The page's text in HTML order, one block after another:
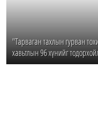
"Тарваган тахлын гурван
хавьтлын 96 хүнийг